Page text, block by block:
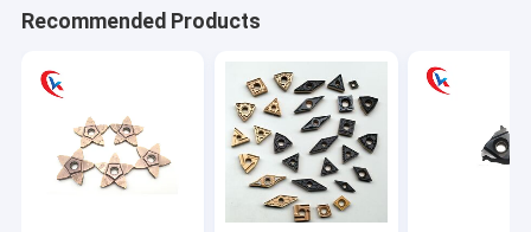
Recommended Products